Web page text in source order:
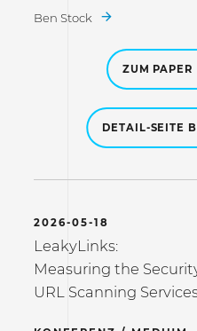
Ben Stock
ZUM PAPER
DETAIL-SEITE
2026-05-18
LeakyLinks:
Measuring the
URL Scanning